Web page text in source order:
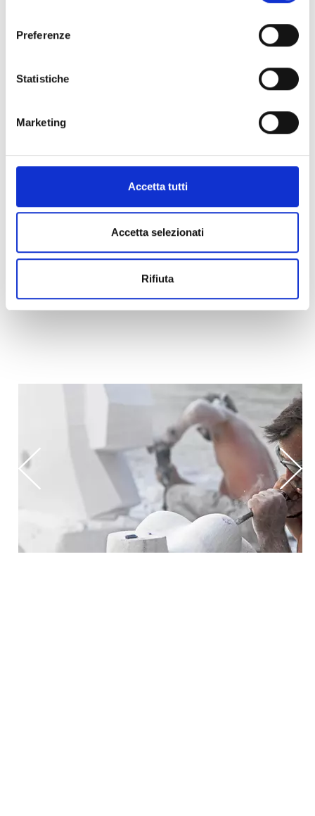
Preferenze
Statistiche
Marketing
Accetta tutti
Accetta selezionati
Rifiuta